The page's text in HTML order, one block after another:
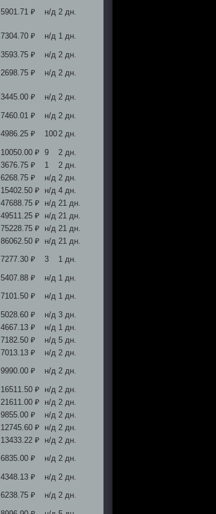
5901.71 ₽ н/д 2 дн.
7304.70 ₽ н/д 1 дн.
3593.75 ₽ н/д 2 дн.
2698.75 ₽ н/д 2 дн.
3445.00 ₽ н/д 2 дн.
7460.01 ₽ н/д 2 дн.
4986.25 ₽ 1002 дн.
10050.00 ₽ 9
2 дн.
3676.75 ₽ 1
2 дн.
6268.75 ₽ н/д 2 дн.
15402.50 ₽ н/д 4 дн.
47688.75 ₽ н/д 21 дн.
49511.25 ₽ н/д 21 дн.
75228.75 ₽ н/д 21 дн.
86062.50 ₽ н/д 21 дн.
7277.30 ₽ 3 1 дн.
5407.88 ₽ н/д 1 дн.
7101.50 ₽ н/д 1 дн.
5028.60 ₽ н/д 3 дн.
4667.13 ₽ н/д 1 дн.
7182.50 ₽ н/д 5 дн.
7013.13 ₽ н/д 2 дн.
9990.00 ₽ н/д 2 дн.
16511.50 ₽ н/д 2 дн.
21611.00 ₽ н/д 2 дн.
9855.00 ₽ н/д 2 дн.
12745.60 ₽ н/д 2 дн.
13433.22 ₽ н/д 2 дн.
6835.00 ₽ н/д 2 дн.
4348.13 ₽ н/д 2 дн.
6238.75 ₽ н/д 2 дн.